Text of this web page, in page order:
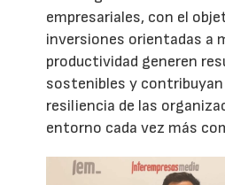
empresariales, con el
inversiones orientadas a
productividad generen
sostenibles y
resiliencia de las
entorno cada vez más